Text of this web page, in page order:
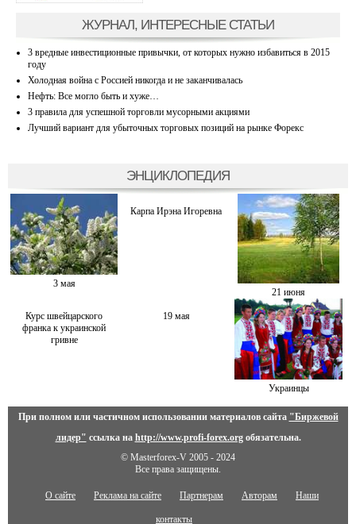
ЖУРНАЛ, ИНТЕРЕСНЫЕ СТАТЬИ
3 вредные инвестиционные привычки, от которых нужно избавиться в 2015
году
Холодная война с Россией никогда и не заканчивалась
Нефть: Все могло быть и хуже…
3 правила для успешной торговли мусорными акциями
Лучший вариант для убыточных торговых позиций на рынке Форекс
ЭНЦИКЛОПЕДИЯ
3 мая
Карпа Ирэна Игоревна
21 июня
Курс швейцарского
франка к украинской
гривне
19 мая
Украинцы
При полном или частичном использовании материалов сайта "Биржевой
лидер" ссылка на http://www.profi-forex.orgобязательна.
© Masterforex-V 2005 - 2024
Все права защищены.
О сайте Реклама на сайте Партнерам Авторам Наши
контакты